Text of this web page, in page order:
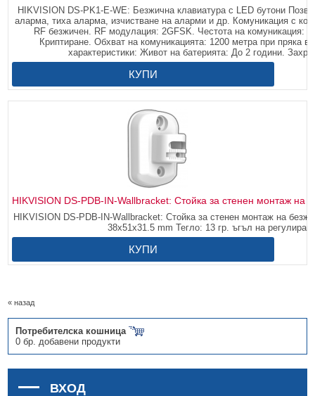
HIKVISION DS-PK1-E-WE: Безжична клавиатура с LED бутони
аларма, тиха аларма, изчистване на аларми и др. Комуникация с
RF безжичен. RF модулация: 2GFSK. Честота на комуникация:
Криптиране. Обхват на комуникацията: 1200 метра при пряка
характеристики: Живот на батерията: До 2 години.
КУПИ
HIKVISION DS-PDB-IN-Wallbracket: Стойка за стенен монтаж на
HIKVISION DS-PDB-IN-Wallbracket: Стойка за стенен монтаж на
38x51x31.5 mm Тегло: 13 гр. ъгъл на
КУПИ
« назад
Потребителска кошница
0 бр. добавени продукти
ВХОД